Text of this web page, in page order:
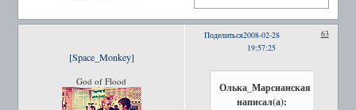
Поделиться 63
2008-02-28
19:57:25
[Space_Monkey]
God of Flood
Олька_Марсианская
написал(а):